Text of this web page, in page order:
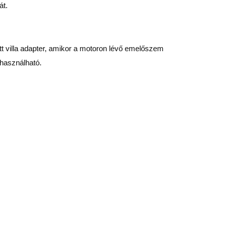
adapter, amikor a motoron lévő emelőszem